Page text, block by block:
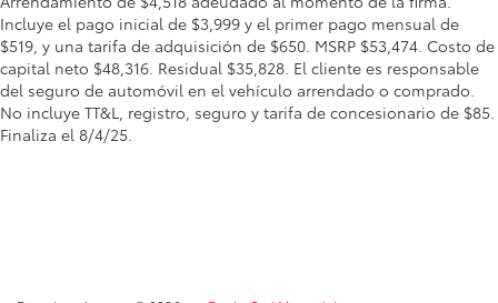
Incluye el pago inicial de $3,999 y el primer pago mensual de
$519, y una tarifa de adquisición de $650. MSRP $53,474. Costo de
capital neto $48,316. Residual $35,828. El cliente es responsable
del seguro de automóvil en el vehículo arrendado o comprado.
No incluye TT&L, registro, seguro y tarifa de concesionario de $85.
Finaliza el 8/4/25.